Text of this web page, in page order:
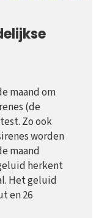
maand om
(de
Zo ook
worden
maand
herkent
Het geluid
en 26